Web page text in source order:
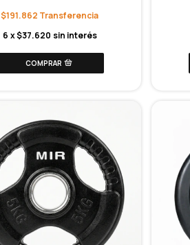
$191.862
6 x$37.620 sin interés